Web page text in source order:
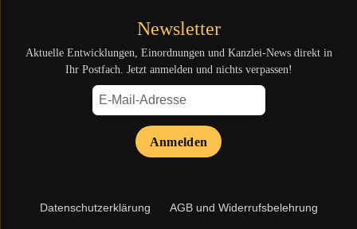
Newsletter
Aktuelle Entwicklungen, Einordnungen und Kanzlei-News direkt in
Ihr Postfach. Jetzt anmelden und nichts verpassen!
Anmelden
Navigation
Datenschutzerklärung AGB und Widerrufsbelehrung